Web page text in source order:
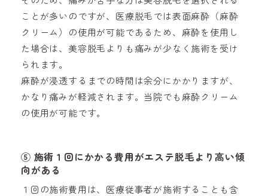
ことが多いのですが、医療脱毛では表面麻酔（麻酔
クリーム）の使用が可能であるため、麻酔を使用し
た場合は、美容脱毛よりも痛みが少なく施術を受け
られます。
麻酔が浸透するまでの時間は余分にかかりますが、
かなり痛みが軽減されます。当院でも麻酔クリーム
の使用が可能です。
⑤ 施術１回にかかる費用がエステ脱毛より高い傾
向がある
１回の施術費用は、医療従事者が施術することも含